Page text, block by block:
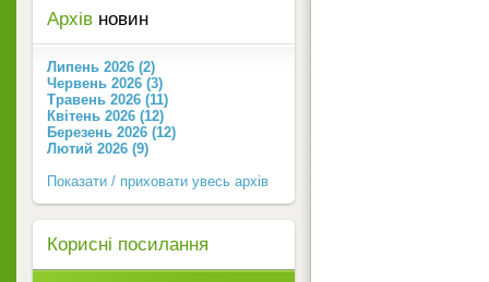
Архів новин
Липень 2026 (2)
Червень 2026 (3)
Травень 2026 (11)
Квітень 2026 (12)
Березень 2026 (12)
Лютий 2026 (9)
Показати / приховати увесь архів
Корисні посилання